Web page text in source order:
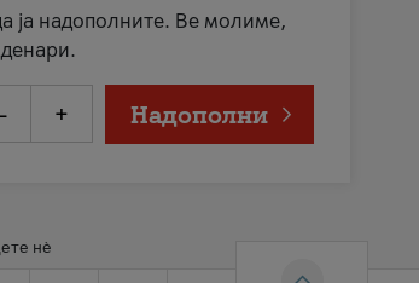
ја надополните. Ве молиме,
- + Надополни
нè